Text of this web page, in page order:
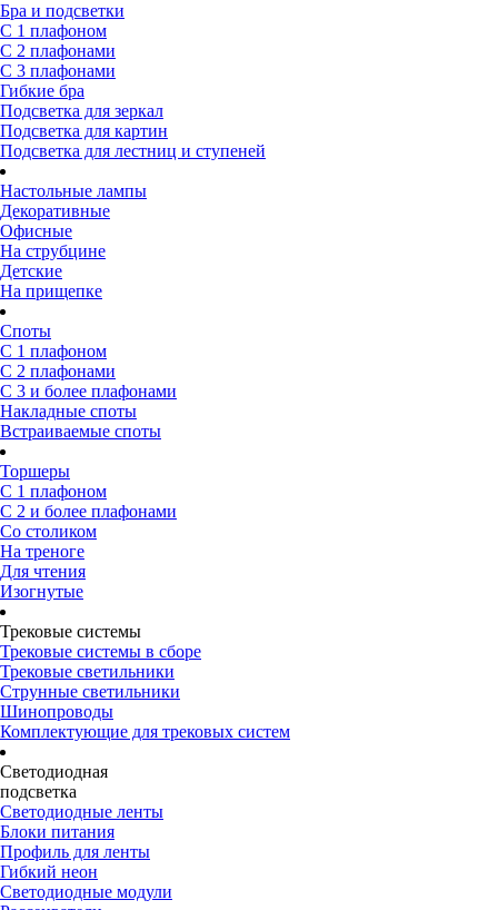
Бра и подсветки
С 1 плафоном
С 2 плафонами
С 3 плафонами
Гибкие бра
Подсветка для зеркал
Подсветка для картин
Подсветка для лестниц и ступеней
Настольные лампы
Декоративные
Офисные
На струбцине
Детские
На прищепке
Споты
С 1 плафоном
С 2 плафонами
С 3 и более плафонами
Накладные споты
Встраиваемые споты
Торшеры
С 1 плафоном
С 2 и более плафонами
Со столиком
На треноге
Для чтения
Изогнутые
Трековые системы
Трековые системы в сборе
Трековые светильники
Струнные светильники
Шинопроводы
Комплектующие для трековых систем
Светодиодная
подсветка
Светодиодные ленты
Блоки питания
Профиль для ленты
Гибкий неон
Светодиодные модули